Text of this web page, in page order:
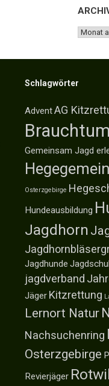
ARCHIV
Schlagwörter
AdventAG
Brauchtum
Gemeinsam Jagd
Osterzgebirge
Hundeausbildung
Jagdhorn
Jagdhunde
jagdverband
Jäger Kitzrettung
Lernort Natur
Nachsuchenring
Osterzgebirge
Revierjäger